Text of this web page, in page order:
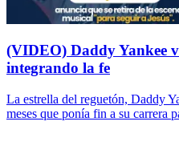
(VIDEO) Daddy Yankee
integrando la fe
La estrella del reguetón, Daddy
meses que ponía fin a su carrera